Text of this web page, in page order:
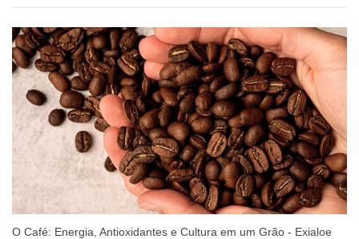
O Café: Energia, Antioxidantes e Cultura em um Grão - Exialoe